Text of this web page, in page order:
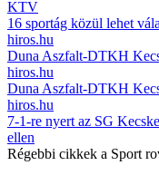
KTV
16 sportág közül lehet
hiros.hu
Duna Aszfalt-DTKH
hiros.hu
Duna Aszfalt-DTKH
hiros.hu
7-1-re nyert az SG
ellen
Régebbi cikkek a Sport